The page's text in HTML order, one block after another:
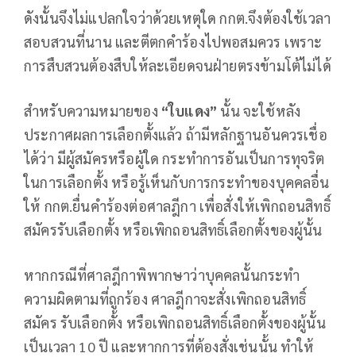
ดังนั้นจึงไม่แปลกใจว่าด้วยเหตุใด กกต.จึงต้องใช้เวลา
สอบสวนที่นาน และตีตกคำร้องไปพอสมควร เพราะ
การสืบสวนต้องสืบให้ละเอียดจนฝ่ายตรงข้ามโต้ไม่ได้
สำหรับความหมายของ “ใบแดง” นั้น จะใช้หลัง
ประกาศผลการเลือกตั้งแล้ว ถ้ามีหลักฐานอันควรเชื่อ
ได้ว่า มีผู้สมัครหรือผู้ใด กระทำการอันเป็นการทุจริต
ในการเลือกตั้ง หรือรู้เห็นกับการกระทำของบุคคลอื่น
ให้ กกต.ยื่นคำร้องต่อศาลฎีกา เพื่อสั่งให้เพิกถอนสิทธิ์
สมัครรับเลือกตั้ง หรือเพิกถอนสิทธิ์เลือกตั้งของผู้นั้น
หากกรณีที่ศาลฎีกาพิพากษาว่าบุคคลนั้นกระทำ
ความผิดตามที่ถูกร้อง ศาลฎีกาจะสั่งเพิกถอนสิทธิ์
สมัคร รับเลือกตั้ง หรือเพิกถอนสิทธิ์เลือกตั้งของผู้นั้น
เป็นเวลา 10 ปี และหากการที่ต้องสั่งเช่นนั้น ทำให้